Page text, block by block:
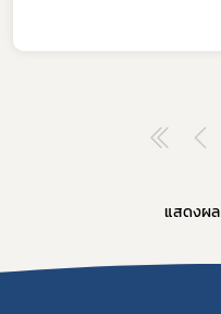
แสดงผล